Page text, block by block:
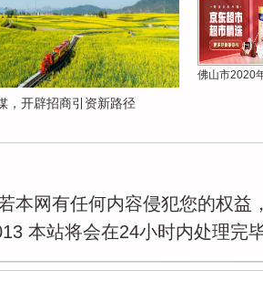
，开辟招商引资新路径
佛山市2020
本网有任何内容侵犯您的权益
本站将会在24小时内处理完